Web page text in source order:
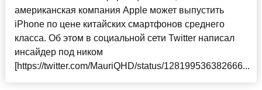
американская компания Apple может выпустить
iPhone по цене китайских смартфонов среднего
класса. Об этом в социальной сети Twitter написал
инсайдер под ником
[https://twitter.com/MauriQHD/status/128199536382666...